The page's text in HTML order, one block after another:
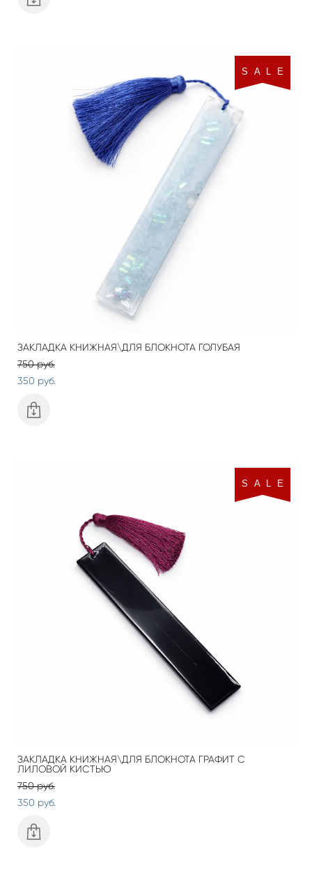
S A L E
ЗАКЛАДКА КНИЖНАЯ\ДЛЯ БЛОКНОТА ГОЛУБАЯ
750 pуб.
350 pуб.
S A L E
ЗАКЛАДКА КНИЖНАЯ\ДЛЯ БЛОКНОТА ГРАФИТ С
ЛИЛОВОЙ КИСТЬЮ
750 pуб.
350 pуб.